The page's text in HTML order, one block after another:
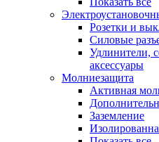
Розетки и
Силовые
Удлинители,
аксессуары
Молниезащита
Активная
Заземление